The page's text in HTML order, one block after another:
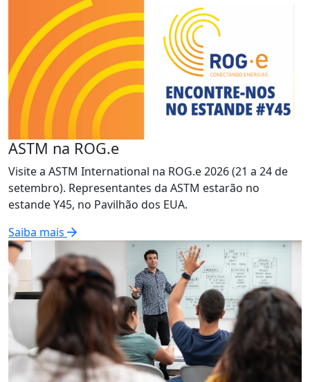
ASTM na ROG.e
Visite a ASTM International na ROG.e 2026 (21 a 24 de
setembro). Representantes da ASTM estarão no
estande Y45, no Pavilhão dos EUA.
Saiba mais